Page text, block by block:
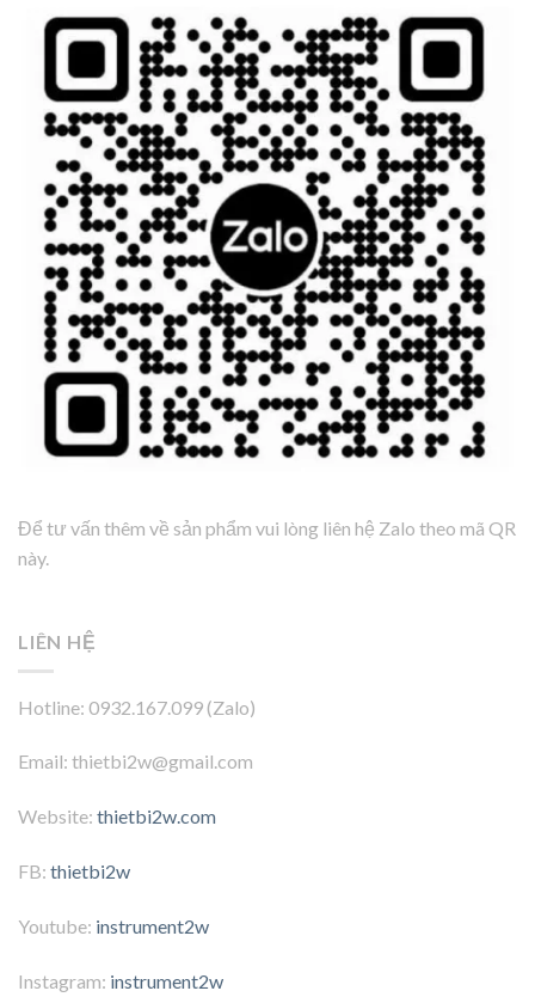
Để tư vấn thêm về sản phẩm vui lòng liên hệ Zalo theo mã QR
này.
LIÊN HỆ
Hotline: 0932.167.099 (Zalo)
Email: thietbi2w@gmail.com
Website: thietbi2w.com
FB: thietbi2w
Youtube: instrument2w
Instagram: instrument2w